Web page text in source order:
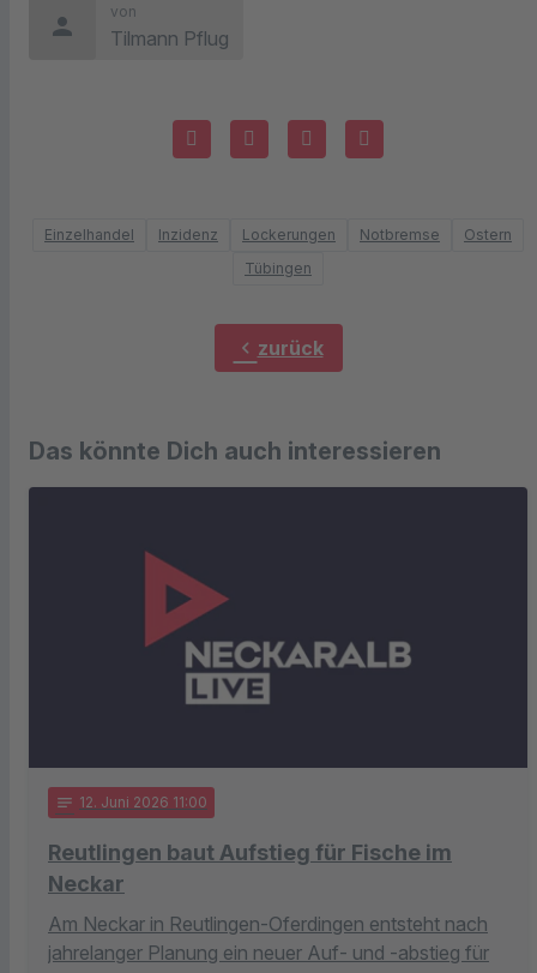
person
von
Tilmann Pflug
Einzelhandel Inzidenz Lockerungen Notbremse
Ostern
Tübingen
chevron_left zurück
Das könnte Dich auch interessieren
notes 12. Juni 2026 11:00
Reutlingen baut Aufstieg für Fische im
Neckar
Am Neckar in Reutlingen-Oferdingen entsteht nach
jahrelanger Planung ein neuer Auf- und -abstieg für